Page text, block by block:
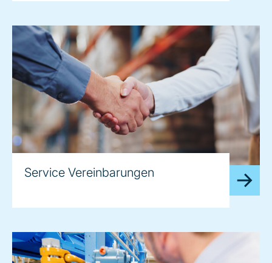
Service Vereinbarungen